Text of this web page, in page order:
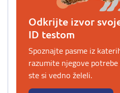
Odkrijte izvor
ID testom
Spoznajte pasme iz
razumite njegove
ste si vedno želeli.